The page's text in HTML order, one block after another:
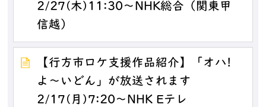
2/27(木)11:30～NHK総合（関東甲
信越）
【行方市ロケ支援作品紹介】「オハ!
よ～いどん」が放送されます
2/17(月)7:20～NHK Eテレ